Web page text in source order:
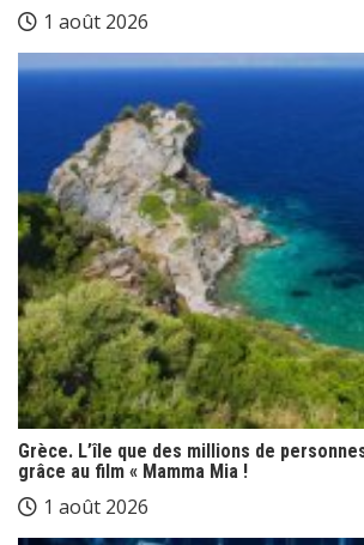
1 août 2026
Grèce. L’île que des millions de
grâce au film « Mamma Mia !
1 août 2026